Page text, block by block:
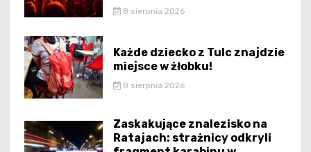
8 sierpnia 2026
Każde dziecko z Tulc znajdzie
miejsce w żłobku!
8 sierpnia 2026
Zaskakujące znalezisko na
Ratajach: strażnicy odkryli